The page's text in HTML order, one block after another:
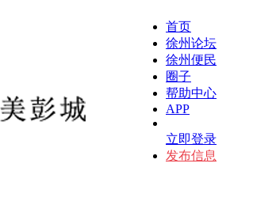
首页
徐州论坛
徐州便民
圈子
帮助中心
APP
立即登录
发布信息